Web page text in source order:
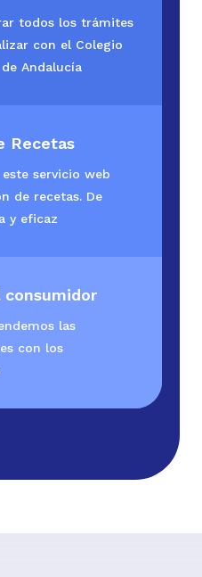
todos los trámites
con el Colegio
Andalucía
Recetas
servicio web
de recetas. De
y eficaz
las
con los